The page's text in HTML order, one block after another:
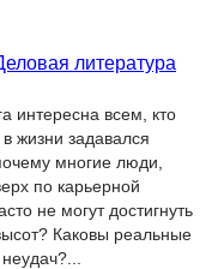
литература
интересна всем, кто
жизни задавался
многие люди,
по карьерной
не могут достигнуть
Каковы реальные